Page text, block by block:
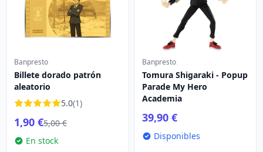
Banpresto
Billete dorado patrón
aleatorio
5.0(1)
1,90 €5,00 €
En stock
Banpresto
Tomura Shigaraki - Popup
Parade My Hero
Academia
39,90 €
Disponibles